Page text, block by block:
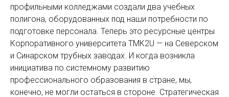
профильными колледжами создали два учебных
полигона, оборудованных под наши потребности по
подготовке персонала. Теперь это ресурсные центры
Корпоративного университета ТМК2U — на Северском
и Синарском трубных заводах. И когда возникла
инициатива по системному развитию
профессионального образования в стране, мы,
конечно, не могли остаться в стороне. Стратегическая